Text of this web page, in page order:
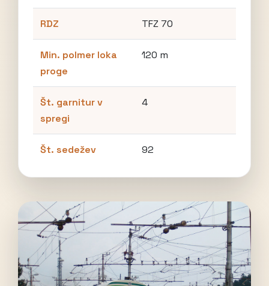
RDZ TFZ 70
Min. polmer loka
proge
120 m
Št. garnitur v
spregi
4
Št. sedežev 92